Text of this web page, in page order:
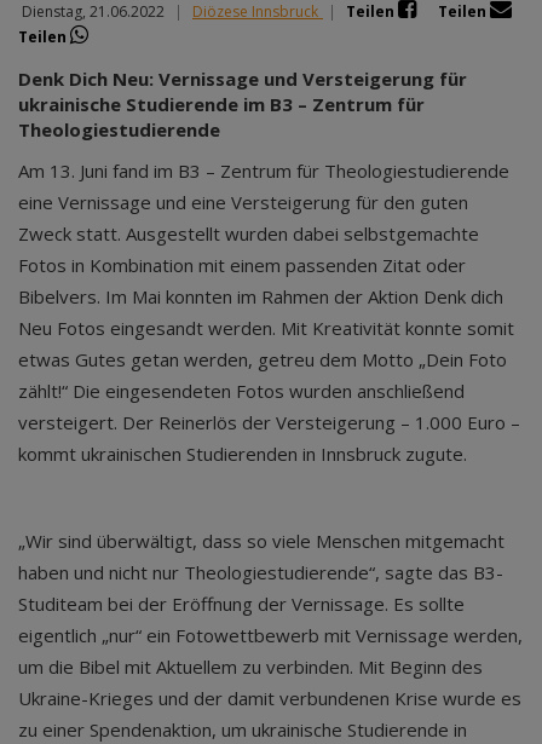
Dienstag, 21.06.2022 | Diözese Innsbruck | Teilen
Teilen
Teilen
Denk Dich Neu: Vernissage und Versteigerung für
ukrainische Studierende im B3 – Zentrum für
Theologiestudierende
Am 13. Juni fand im B3 – Zentrum für Theologiestudierende
eine Vernissage und eine Versteigerung für den guten
Zweck statt. Ausgestellt wurden dabei selbstgemachte
Fotos in Kombination mit einem passenden Zitat oder
Bibelvers. Im Mai konnten im Rahmen der Aktion Denk dich
Neu Fotos eingesandt werden. Mit Kreativität konnte somit
etwas Gutes getan werden, getreu dem Motto „Dein Foto
zählt!“ Die eingesendeten Fotos wurden anschließend
versteigert. Der Reinerlös der Versteigerung – 1.000 Euro –
kommt ukrainischen Studierenden in Innsbruck zugute.
„Wir sind überwältigt, dass so viele Menschen mitgemacht
haben und nicht nur Theologiestudierende“, sagte das B3-
Studiteam bei der Eröffnung der Vernissage. Es sollte
eigentlich „nur“ ein Fotowettbewerb mit Vernissage werden,
um die Bibel mit Aktuellem zu verbinden. Mit Beginn des
Ukraine-Krieges und der damit verbundenen Krise wurde es
zu einer Spendenaktion, um ukrainische Studierende in